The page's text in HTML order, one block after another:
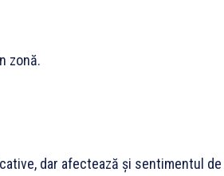
zonă.
dar afectează și sentimentul de